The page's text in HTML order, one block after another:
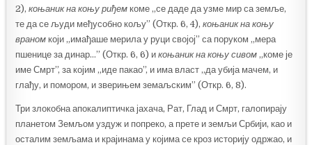
2),коњаник на коњу риђем коме „се даде да узме мир са земље,
те да се људи међусобно кољу” (Откр. 6, 4),коњаник на коњу
враном који „имађаше мерила у руци својој” са поруком „мера
пшенице за динар…” (Откр. 6, 6) икоњаник на коњу сивом „коме је
име Смрт”, за којим „иде пакао”, и има власт „да убија мачем, и
глађу, и помором, и зверињем земаљским” (Откр. 6, 8).
Три злокобна апокалиптичка јахача, Рат, Глад и Смрт, галопирају
планетом Земљом уздуж и попреко, а прете и земљи Србији, као и
осталим земљама и крајинама у којима се кроз историју одржао, и